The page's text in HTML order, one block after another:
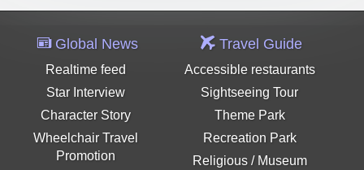
Global News
Realtime feed
Star Interview
Character Story
Wheelchair Travel
Promotion
Travel Guide
Accessible restaurants
Sightseeing Tour
Theme Park
Recreation Park
Religious / Museum